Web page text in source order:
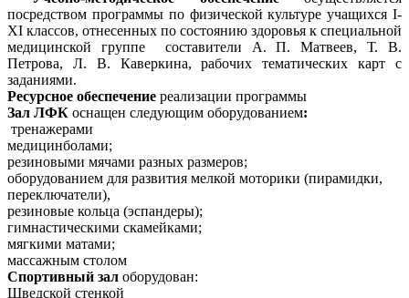
посредством программы по физической культуре учащихся I-
XI классов, отнесенных по состоянию здоровья к специальной
медицинской группе составители А. П. Матвеев, Т. В.
Петрова, Л. В. Каверкина, рабочих тематических карт с
заданиями.
Ресурсное обеспечение реализации программы
Зал ЛФК оснащен следующим оборудованием:
тренажерами
медицинболами;
резиновыми мячами разных размеров;
оборудованием для развития мелкой моторики (пирамидки,
переключатели),
резиновые кольца (эспандеры);
гимнастическими скамейками;
мягкими матами;
массажным столом
Спортивный зал оборудован:
Шведской стенкой